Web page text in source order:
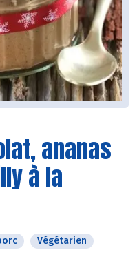
ananas
à la
Végétarien